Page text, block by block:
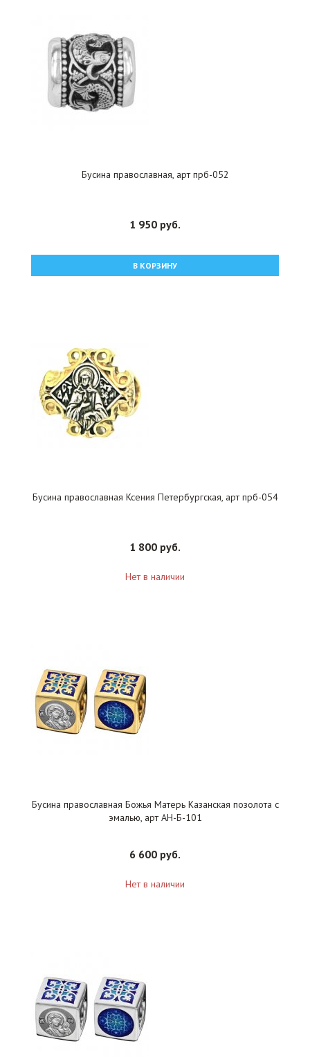
Бусина православная, арт прб-052
1 950 руб.
В КОРЗИНУ
Бусина православная Ксения Петербургская, арт прб-054
1 800 руб.
Нет в наличии
Бусина православная Божья Матерь Казанская позолота с
эмалью, арт АН-Б-101
6 600 руб.
Нет в наличии